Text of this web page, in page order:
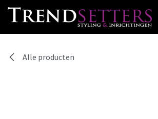
Overslaan naar inhoud
Alle producten